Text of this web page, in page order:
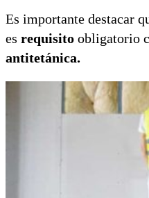
Es importante destacar
es requisito obligatorio
antitetánica.